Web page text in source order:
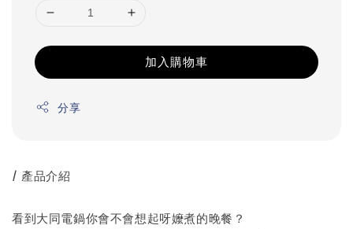
加入購物車
分享
/ 產品介紹
看到大同電鍋你會不會想起呀嬤煮的晚餐？